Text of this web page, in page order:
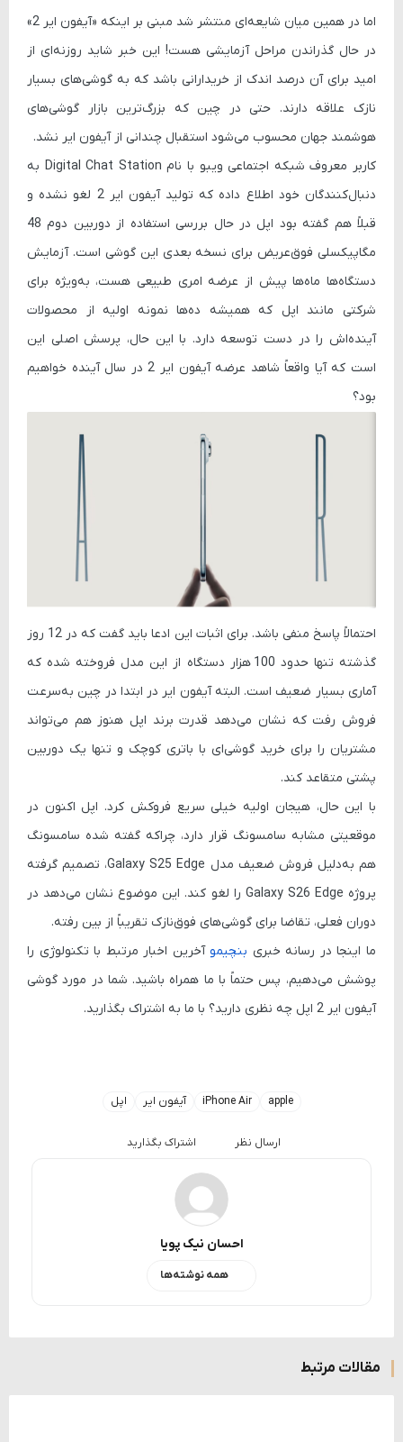
اما در همین میان شایعه‌ای منتشر شد مبنی بر اینکه «آیفون ایر 2»
در حال گذراندن مراحل آزمایشی هست! این خبر شاید روزنه‌ای از
امید برای آن درصد اندک از خریدارانی باشد که به گوشی‌های بسیار
نازک علاقه دارند. حتی در چین که بزرگ‌ترین بازار گوشی‌های
هوشمند جهان محسوب می‌شود استقبال چندانی از آیفون ایر نشد.
کاربر معروف شبکه اجتماعی ویبو با نام Digital Chat Station به
دنبال‌کنندگان خود اطلاع داده که تولید آیفون ایر 2 لغو نشده و
قبلاً هم گفته بود اپل در حال بررسی استفاده از دوربین دوم 48
مگاپیکسلی فوق‌عریض برای نسخه بعدی این گوشی است. آزمایش
دستگاه‌ها ماه‌ها پیش از عرضه امری طبیعی هست، به‌ویژه برای
شرکتی مانند اپل که همیشه ده‌ها نمونه اولیه از محصولات
آینده‌اش را در دست توسعه دارد. با این حال، پرسش اصلی این
است که آیا واقعاً شاهد عرضه آیفون ایر 2 در سال آینده خواهیم
بود؟
احتمالاً پاسخ منفی باشد. برای اثبات این ادعا باید گفت که در 12 روز
گذشته تنها حدود 100 هزار دستگاه
از این مدل فروخته شده که
آماری بسیار ضعیف است. البته آیفون ایر در ابتدا در چین به‌سرعت
فروش رفت که نشان می‌دهد قدرت برند اپل هنوز هم می‌تواند
مشتریان را برای خرید گوشی‌ای با باتری کوچک و تنها یک دوربین
پشتی متقاعد کند.
با این حال، هیجان اولیه خیلی سریع فروکش کرد. اپل اکنون در
موقعیتی مشابه سامسونگ قرار دارد، چراکه گفته شده سامسونگ
هم به‌دلیل فروش ضعیف مدل Galaxy S25 Edge، تصمیم گرفته
پروژه Galaxy S26 Edge را لغو کند. این موضوع نشان می‌دهد در
دوران فعلی، تقاضا برای گوشی‌های فوق‌نازک تقریباً از بین رفته.
ما اینجا در رسانه خبری بنچیمو آخرین اخبار مرتبط با تکنولوژی را
پوشش می‌دهیم، پس حتماً با ما همراه باشید. شما در مورد گوشی
آیفون ایر 2 اپل چه نظری دارید؟ با ما به اشتراک بگذارید.
apple
iPhone Air آیفون ایر اپل
ارسال نظر اشتراک بگذارید
احسان نیک پویا
همه نوشته‌ها
مقالات مرتبط